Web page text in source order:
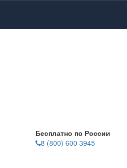
Бесплатно по России
8 (800) 600 3945